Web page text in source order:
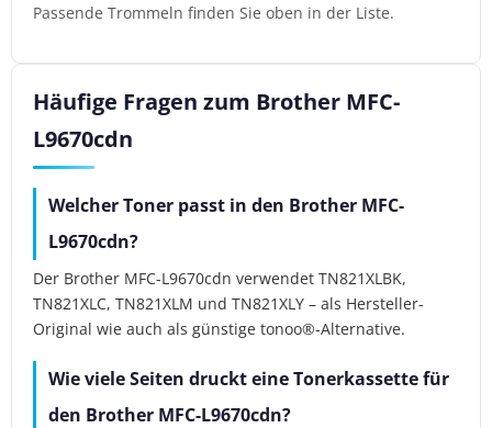
Passende Trommeln finden Sie oben in der Liste.
Häufige Fragen zum Brother MFC-
L9670cdn
Welcher Toner passt in den Brother MFC-
L9670cdn?
Der Brother MFC-L9670cdn verwendet TN821XLBK,
TN821XLC, TN821XLM und TN821XLY – als Hersteller-
Original wie auch als günstige tonoo®-Alternative.
Wie viele Seiten druckt eine Tonerkassette für
den Brother MFC-L9670cdn?